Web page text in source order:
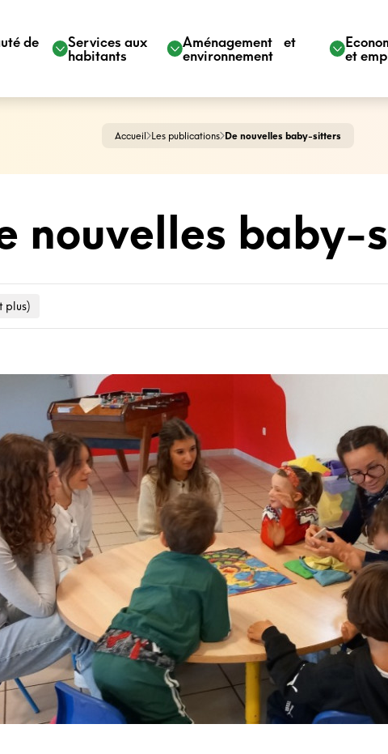
de
Services aux
habitants
Aménagement et
environnement
et
Accueil Les publications De nouvelles baby-sitters
nouvelles baby-
plus)